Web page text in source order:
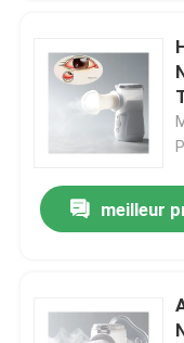
machine de
Nébuliseur
Nébuliseur
Machine de
meilleur